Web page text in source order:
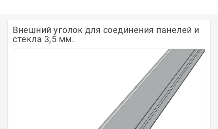
Полосы из металла
Внешний уголок для соединения панелей и
стекла 3,5 мм.